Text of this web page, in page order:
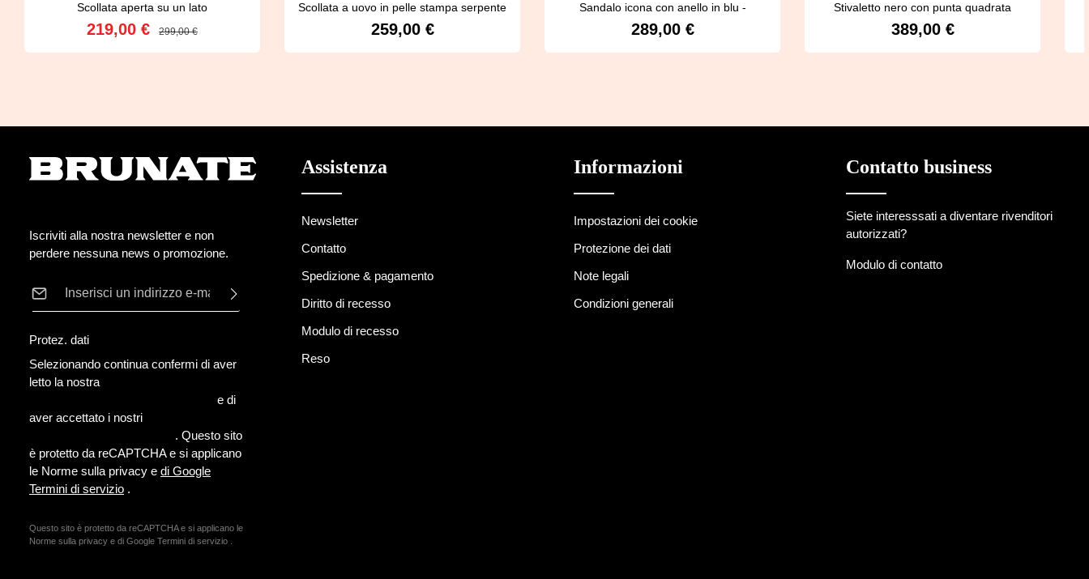
Scollata aperta su un lato
Prezzo di vendita:
219,00 € Prezzo normale:
299,00 €
Scollata a uovo in pelle stampa serpente
Prezzo normale:
259,00 €
Sandalo icona con anello in blu -
Brunate 100
Prezzo normale:
289,00 €
Stivaletto nero con punta quadrata
Prezzo normale:
389,00 €
Iscriviti alla nostra newsletter e non
perdere nessuna news o promozione.
Protez. dati
Selezionando continua confermi di aver
letto la nostra
e di
aver accettato i nostri
. Questo sito
è protetto da reCAPTCHA e si applicano
le Norme sulla privacy e di Google
Termini di servizio .
Questo sito è protetto da reCAPTCHA e si applicano le
Norme sulla privacy e di Google Termini di servizio
Assistenza
Newsletter
Contatto
Spedizione & pagamento
Diritto di recesso
Modulo di recesso
Reso
Informazioni
Impostazioni dei cookie
Protezione dei dati
Note legali
Condizioni generali
Contatto business
Siete interesssati a diventare rivenditori
autorizzati?
Modulo di contatto